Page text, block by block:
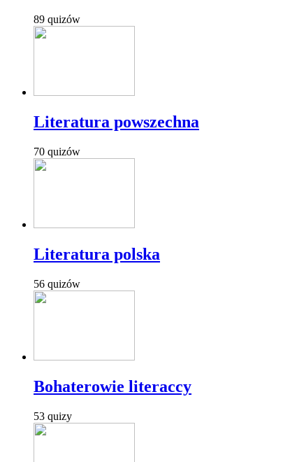
89 quizów
Literatura powszechna
70 quizów
Literatura polska
56 quizów
Bohaterowie literaccy
53 quizy